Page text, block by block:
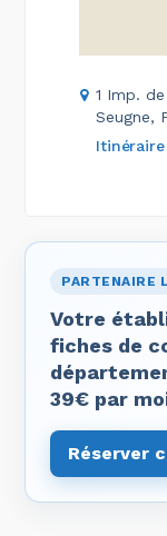
1 Imp.
Seugne,
Itinéraire
PARTENAIRE
Votre
fiches de
39€ par
Réserver